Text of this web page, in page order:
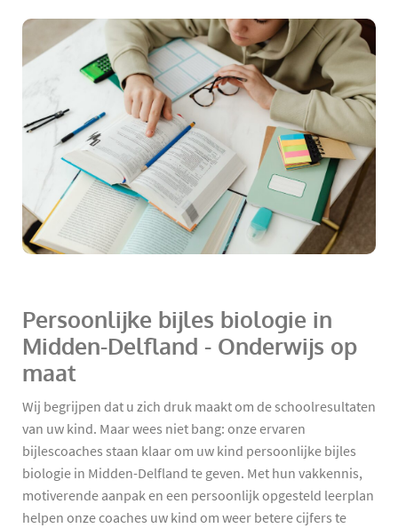
Persoonlijke bijles biologie in
Midden-Delfland - Onderwijs op
maat
Wij begrijpen dat u zich druk maakt om de schoolresultaten
van uw kind. Maar wees niet bang: onze ervaren
bijlescoaches staan klaar om uw kind persoonlijke bijles
biologie in Midden-Delfland te geven. Met hun vakkennis,
motiverende aanpak en een persoonlijk opgesteld leerplan
helpen onze coaches uw kind om weer betere cijfers te